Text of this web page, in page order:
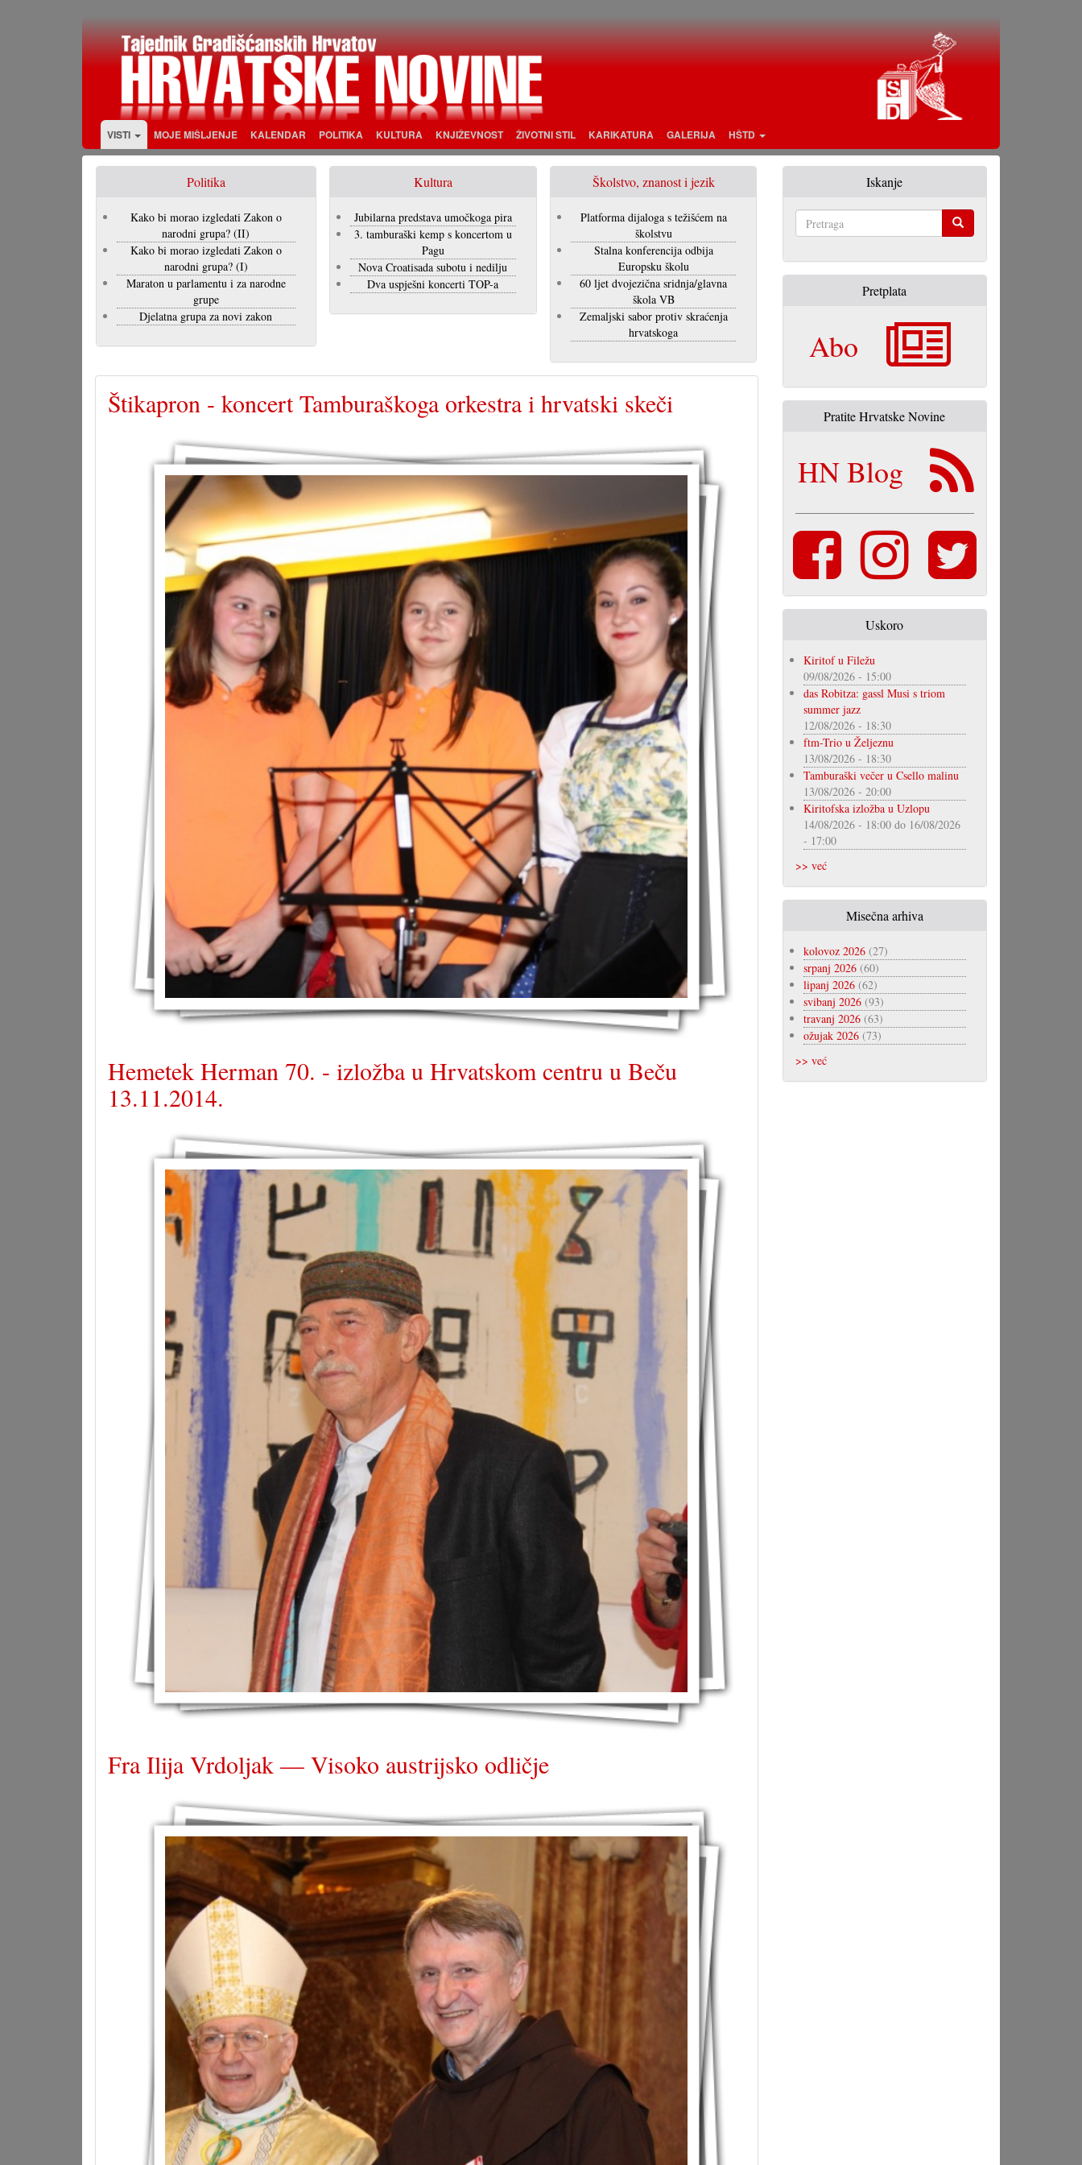
VISTI MOJE MIŠLJENJE KALENDAR POLITIKA KULTURA KNJIŽEVNOST ŽIVOTNI STIL KARIKATURA GALERIJA HŠTD
Politika
Kako bi morao izgledati Zakon o
narodni grupa? (II)
Kako bi morao izgledati Zakon o
narodni grupa? (I)
Maraton u parlamentu i za narodne
grupe
Djelatna grupa za novi zakon
Kultura
Jubilarna predstava umočkoga pira
3. tamburaški kemp s koncertom u
Pagu
Nova Croatisada subotu i nedilju
Dva uspješni koncerti TOP-a
Školstvo, znanost i jezik
Platforma dijaloga s težišćem na
školstvu
Stalna konferencija odbija
Europsku školu
60 ljet dvojezična sridnja/glavna
škola VB
Zemaljski sabor protiv skraćenja
hrvatskoga
Štikapron - koncert Tamburaškoga orkestra i hrvatski skeči
Hemetek Herman 70. - izložba u Hrvatskom centru u Beču
13.11.2014.
Fra Ilija Vrdoljak — Visoko austrijsko odličje
Iskanje
Pretplata
Abo
Pratite Hrvatske Novine
HN Blog
Uskoro
Kiritof u Filežu
09/08/2026 - 15:00
das Robitza: gassl Musi s triom
summer jazz
12/08/2026 - 18:30
ftm-Trio u Željeznu
13/08/2026 - 18:30
Tamburaški večer u Csello malinu
13/08/2026 - 20:00
Kiritofska izložba u Uzlopu
14/08/2026 - 18:00do 16/08/2026
- 17:00
>> već
Misečna arhiva
kolovoz 2026(27)
srpanj 2026(60)
lipanj 2026(62)
svibanj 2026(93)
travanj 2026(63)
ožujak 2026(73)
>> već